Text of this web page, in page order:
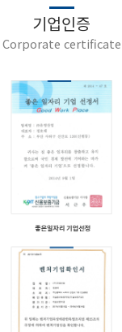
기업인증
Corporate certificate